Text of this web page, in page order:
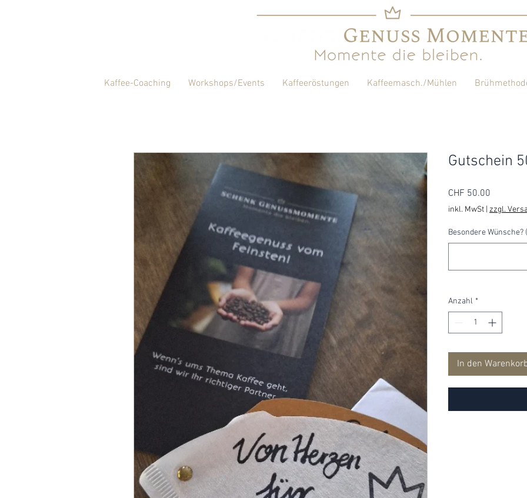
Kaffee-Coaching Workshops/Events Kaffeeröstungen Kaffeemasch./Mühlen
Gutschein
CHF 50.00
inkl. MwSt zzgl.
Besondere Wünsche?
Anzahl *
In den